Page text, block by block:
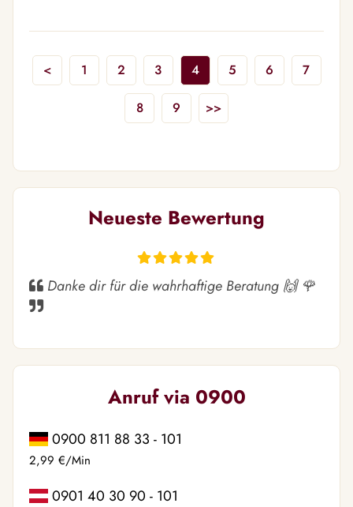
< 1 2 3 4 5 6 7
8 9 >>
Neueste Bewertung
Danke dir für die wahrhaftige Beratung 🙌 🌹
Anruf via 0900
0900 811 88 33 - 101
2,99 €/Min
0901 40 30 90 - 101